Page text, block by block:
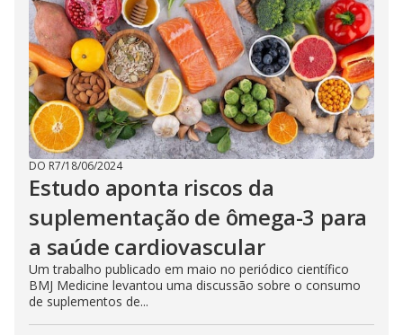
DO R7/18/06/2024
Estudo aponta riscos da
suplementação de ômega-3 para
a saúde cardiovascular
Um trabalho publicado em maio no periódico científico
BMJ Medicine levantou uma discussão sobre o consumo
de suplementos de...